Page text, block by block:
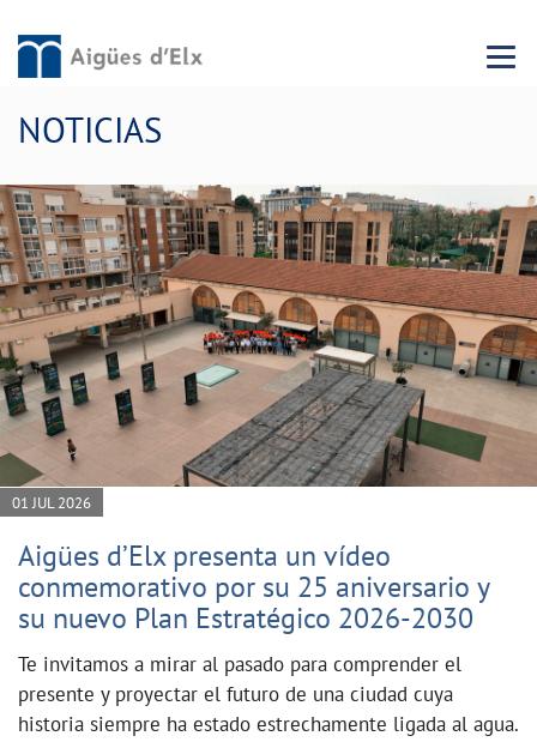
Menu
NOTICIAS
01 JUL 2026
Aigües d’Elx presenta un vídeo
conmemorativo por su 25 aniversario y
su nuevo Plan Estratégico 2026-2030
Te invitamos a mirar al pasado para comprender el
presente y proyectar el futuro de una ciudad cuya
historia siempre ha estado estrechamente ligada al agua.